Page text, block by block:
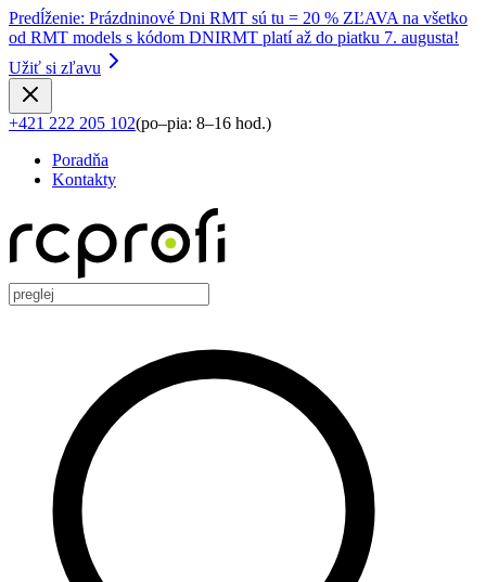
Predĺženie: Prázdninové Dni RMT sú tu = 20 % ZĽAVA na všetko
od RMT models s kódom DNIRMT platí až do piatku 7. augusta!
Užiť si zľavu
+421 222 205 102(po–pia: 8–16 hod.)
Poradňa
Kontakty